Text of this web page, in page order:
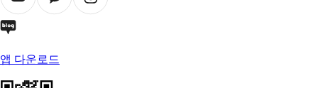
앱 다운로드